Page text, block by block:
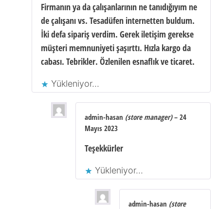
Firmanın ya da çalışanlarının ne tanıdığıyım ne
de çalışanı vs. Tesadüfen internetten buldum.
İki defa sipariş verdim. Gerek iletişim gerekse
müşteri memnuniyeti şaşırttı. Hızla kargo da
cabası. Tebrikler. Özlenilen esnaflık ve ticaret.
Yükleniyor...
admin-hasan (store manager) – 24
Mayıs 2023
Teşekkürler
Yükleniyor...
admin-hasan (store